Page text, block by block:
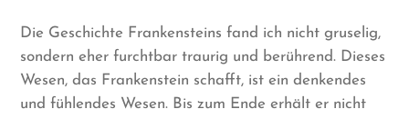
Die Geschichte Frankensteins fand ich nicht gruselig,
sondern eher furchtbar traurig und berührend. Dieses
Wesen, das Frankenstein schafft, ist ein denkendes
und fühlendes Wesen. Bis zum Ende erhält er nicht